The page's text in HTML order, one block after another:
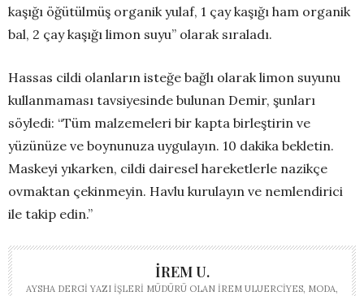
kaşığı öğütülmüş organik yulaf, 1 çay kaşığı ham organik
bal, 2 çay kaşığı limon suyu” olarak sıraladı.
Hassas cildi olanların isteğe bağlı olarak limon suyunu
kullanmaması tavsiyesinde bulunan Demir, şunları
söyledi: “Tüm malzemeleri bir kapta birleştirin ve
yüzünüze ve boynunuza uygulayın. 10 dakika bekletin.
Maskeyi yıkarken, cildi dairesel hareketlerle nazikçe
ovmaktan çekinmeyin. Havlu kurulayın ve nemlendirici
ile takip edin.”
İREM U.
AYSHA DERGI YAZI İŞLERI MÜDÜRÜ OLAN İREM ULUERCIYES, MODA,